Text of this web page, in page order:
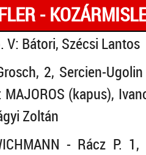
-
V: Bátori, Szécsi Lantos
2, Sercien-
MAJOROS (kapus),
Zoltán
- Rácz P.